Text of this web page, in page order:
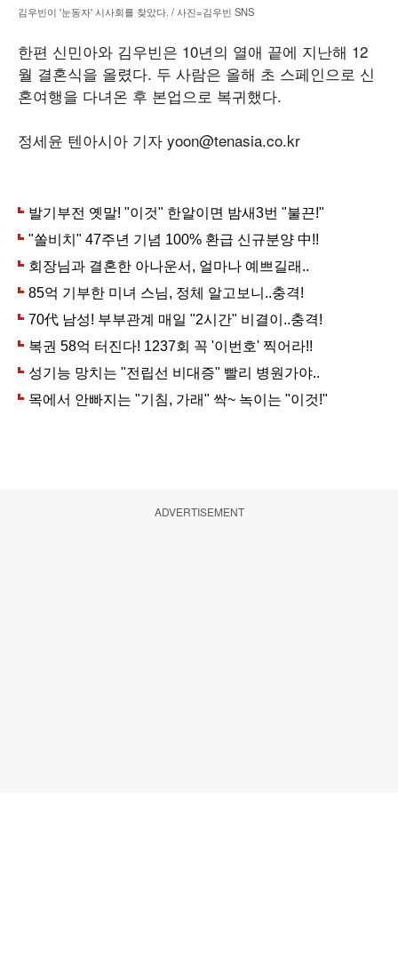
김우빈이 '눈동자' 시사회를 찾았다. / 사진=김우빈 SNS
한편 신민아와 김우빈은 10년의 열애 끝에 지난해 12
월 결혼식을 올렸다. 두 사람은 올해 초 스페인으로 신
혼여행을 다녀온 후 본업으로 복귀했다.
정세윤 텐아시아 기자 yoon@tenasia.co.kr
ADVERTISEMENT